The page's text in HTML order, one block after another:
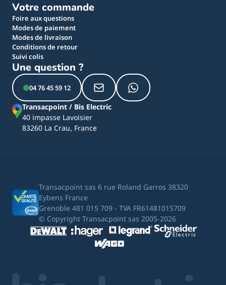
Votre commande
Foire aux questions
Modes de paiement
Modes de livraison
Conditions de retour
Suivi colis
Une question ?
04 76 45 59 12
Transacpoint / Bis Electric
40 impasse Lavoisier
83260 La Crau, France
Transacpoint sas 6 rue Roland Garros 38320
Eybens France
Grenoble 481 015 709 - TVA FR61481015709
© Copyright Transacpoint sas 2005-2026